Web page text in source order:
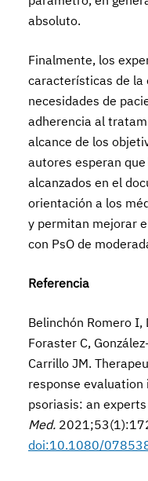
absoluto.
Finalmente, los
características de la
necesidades de
adherencia al
alcance de los
autores esperan
alcanzados en el
orientación a los
y permitan mejorar
con PsO de
Referencia
Belinchón Romero I,
Foraster C,
Carrillo JM.
response
psoriasis: an
Med.
doi:10.1080/